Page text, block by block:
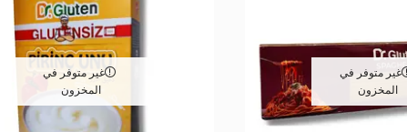
غير متوفر في
المخزون
غير متوفر في
المخزون